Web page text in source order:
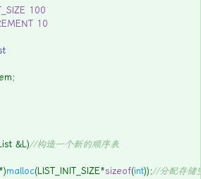
100
10
&L)//构造一个新的顺序表
*)malloc(LIST_INIT_SIZE*sizeof(int));//分配存储